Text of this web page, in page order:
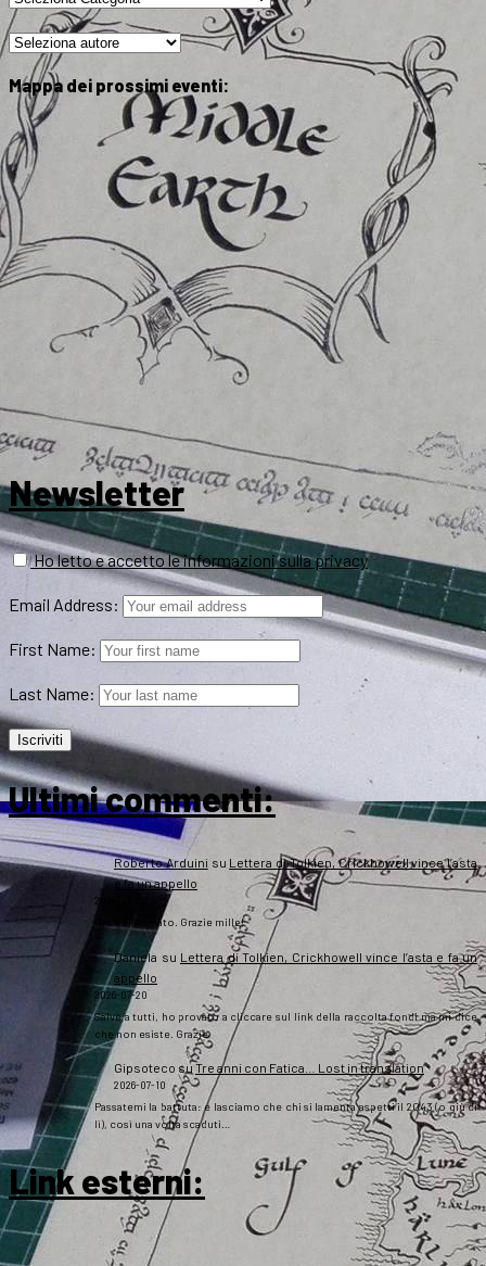
Mappa dei prossimi eventi:
Newsletter
Ho letto e accetto le informazioni sulla privacy
Email Address:
First Name:
Last Name:
Ultimi commenti:
Roberto Arduini su Lettera di Tolkien, Crickhowell vince l’asta
e fa un appello
2026-07-20
Ora è sistemato. Grazie mille!
Daniela su Lettera di Tolkien, Crickhowell vince l’asta e fa un
appello
2026-07-20
Salve a tutti, ho provato a cliccare sul link della raccolta fondi ma mi dice
che non esiste. Grazie
Gipsoteco suTre anni con Fatica… Lost in translation
2026-07-10
Passatemi la battuta: e lasciamo che chi si lamenta aspetti il 2043 (o giù di
lì), così una volta scaduti…
Link esterni: